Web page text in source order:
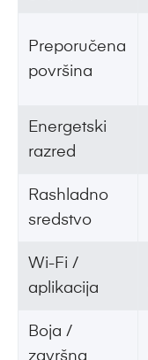
Preporučena
površina
Energetski
razred
Rashladno
sredstvo
Wi-Fi /
aplikacija
Boja /
završna